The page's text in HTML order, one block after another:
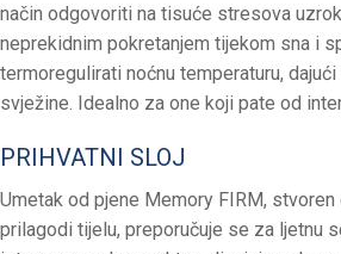
način odgovoriti na tisuće stresova
neprekidnim pokretanjem tijekom sna i
termoregulirati noćnu temperaturu,
svježine. Idealno za one koji pate od
PRIHVATNI SLOJ
Umetak od pjene Memory FIRM,
prilagodi tijelu, preporučuje se za ljetnu